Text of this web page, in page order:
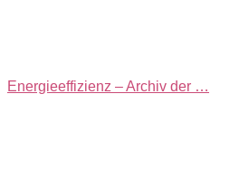
Energieeffizienz – Archiv der …